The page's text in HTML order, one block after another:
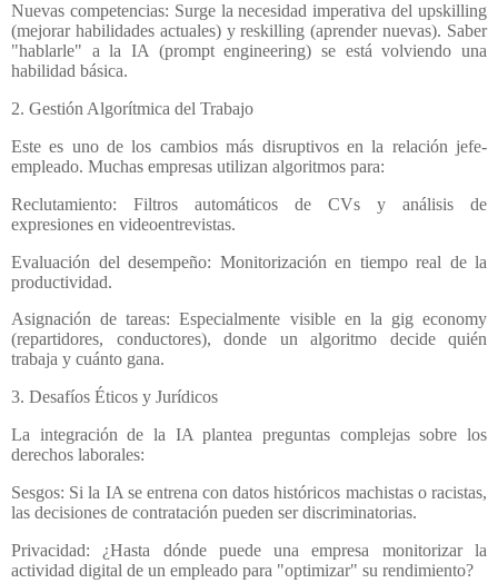
Nuevas competencias: Surge la necesidad imperativa del upskilling
(mejorar habilidades actuales) y reskilling (aprender nuevas). Saber
"hablarle" a la IA (prompt engineering) se está volviendo una
habilidad básica.
2. Gestión Algorítmica del Trabajo
Este es uno de los cambios más disruptivos en la relación jefe-
empleado. Muchas empresas utilizan algoritmos para:
Reclutamiento: Filtros automáticos de CVs y análisis de
expresiones en videoentrevistas.
Evaluación del desempeño: Monitorización en tiempo real de la
productividad.
Asignación de tareas: Especialmente visible en la gig economy
(repartidores, conductores), donde un algoritmo decide quién
trabaja y cuánto gana.
3. Desafíos Éticos y Jurídicos
La integración de la IA plantea preguntas complejas sobre los
derechos laborales:
Sesgos: Si la IA se entrena con datos históricos machistas o racistas,
las decisiones de contratación pueden ser discriminatorias.
Privacidad: ¿Hasta dónde puede una empresa monitorizar la
actividad digital de un empleado para "optimizar" su rendimiento?